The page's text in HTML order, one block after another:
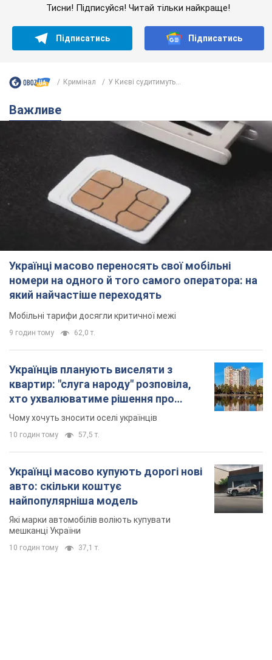
Тисни! Підписуйся! Читай тільки найкраще!
Підписатись Підписатись
Кримінал У Києві судитимуть...
Важливе
Українці масово переносять свої мобільні
номери на одного й того самого оператора: на
який найчастіше переходять
Мобільні тарифи досягли критичної межі
9 годин тому 62,0 т.
Українців планують виселяти з
квартир: "слуга народу" розповіла,
хто ухвалюватиме рішення про
знесення будинків
Чому хочуть зносити оселі українців
10 годин тому 57,5 т.
Українці масово купують дорогі нові
авто: скільки коштує
найпопулярніша модель
Які марки автомобілів воліють купувати
мешканці України
10 годин тому 37,1 т.